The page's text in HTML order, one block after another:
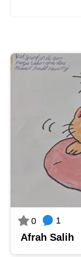
0 1
Afrah Salih